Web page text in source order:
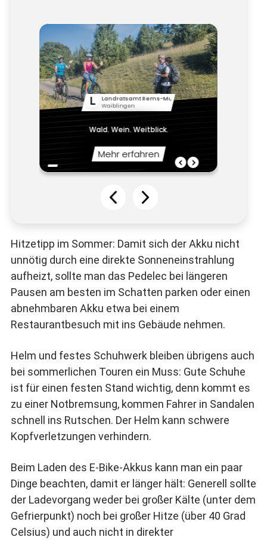
Hitzetipp im Sommer: Damit sich der Akku nicht
unnötig durch eine direkte Sonneneinstrahlung
aufheizt, sollte man das Pedelec bei längeren
Pausen am besten im Schatten parken oder einen
abnehmbaren Akku etwa bei einem
Restaurantbesuch mit ins Gebäude nehmen.
Helm und festes Schuhwerk bleiben übrigens auch
bei sommerlichen Touren ein Muss: Gute Schuhe
ist für einen festen Stand wichtig, denn kommt es
zu einer Notbremsung, kommen Fahrer in Sandalen
schnell ins Rutschen. Der Helm kann schwere
Kopfverletzungen verhindern.
Beim Laden des E-Bike-Akkus kann man ein paar
Dinge beachten, damit er länger hält: Generell sollte
der Ladevorgang weder bei großer Kälte (unter dem
Gefrierpunkt) noch bei großer Hitze (über 40 Grad
Celsius) und auch nicht in direkter